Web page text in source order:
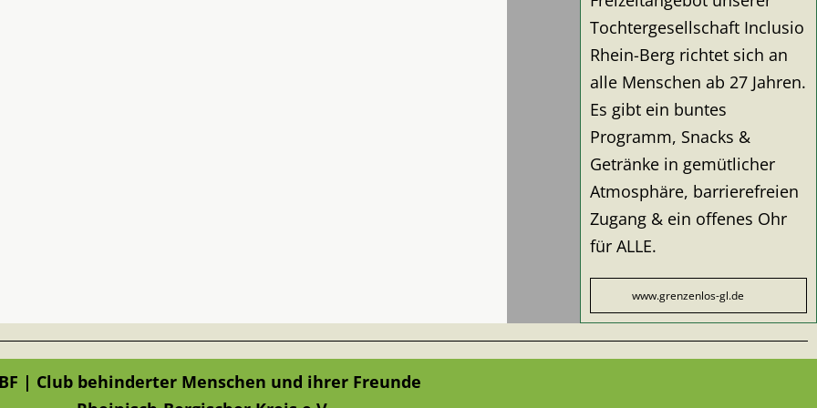
Tochtergesellschaft Inclusio
Rhein-Berg richtet sich an
alle Menschen ab 27 Jahren.
Es gibt ein buntes
Programm, Snacks &
Getränke in gemütlicher
Atmosphäre, barrierefreien
Zugang & ein offenes Ohr
für ALLE.
www.grenzenlos-gl.de
| Club behinderter Menschen und ihrer Freunde